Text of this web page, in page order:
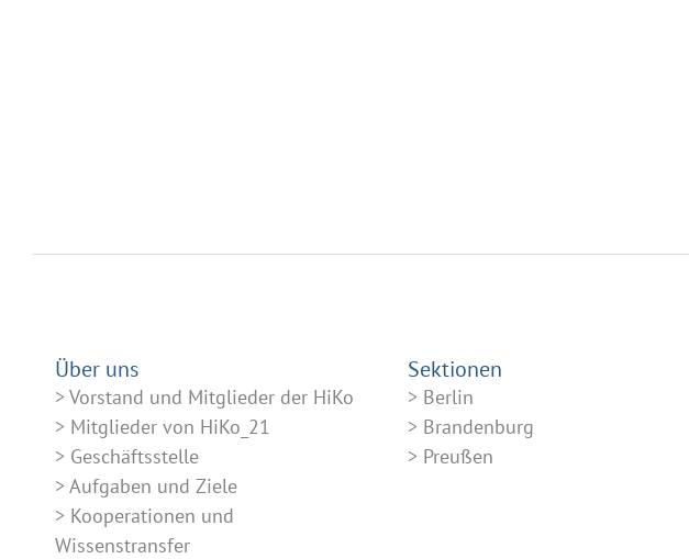
Über uns
Vorstand und Mitglieder der HiKo
Mitglieder von HiKo_21
Geschäftsstelle
Aufgaben und Ziele
Kooperationen und
Wissenstransfer
Sektionen
Berlin
Brandenburg
Preußen